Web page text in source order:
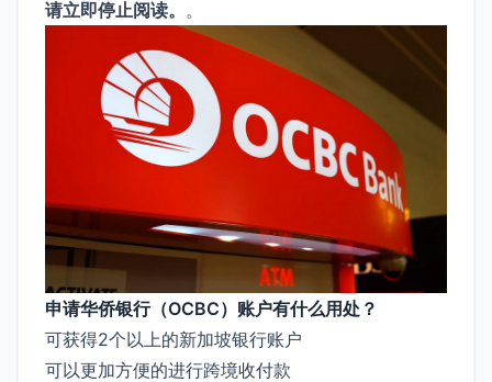
请立即停止阅读。 。
申请华侨银行（OCBC）账户有什么用处？
可获得2个以上的新加坡银行账户
可以更加方便的进行跨境收付款